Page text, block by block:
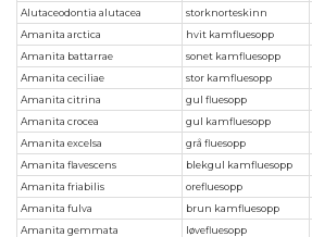
Alutaceodontia alutacea
storknorteskinn
Amanita arctica
hvit kamfluesopp
Amanita battarrae
sonet kamfluesopp
Amanita ceciliae
stor kamfluesopp
Amanita citrina
gul fluesopp
Amanita crocea
gul kamfluesopp
Amanita excelsa
grå fluesopp
Amanita flavescens
blekgul kamfluesopp
Amanita friabilis
orefluesopp
Amanita fulva
brun kamfluesopp
Amanita gemmata
løvefluesopp